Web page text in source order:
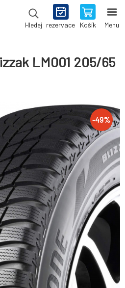
Hledej rezervace Košík Menu
LM001 205/65
-49%